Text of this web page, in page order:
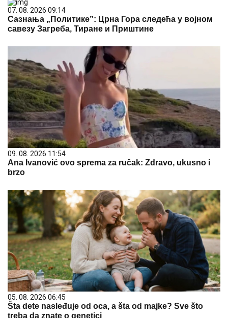
07. 08. 2026 09:14
Сазнања „Политике”: Црна Гора следећа у војном
савезу Загреба, Тиране и Приштине
09. 08. 2026 11:54
Ana Ivanović ovo sprema za ručak: Zdravo, ukusno i
brzo
05. 08. 2026 06:45
Šta dete nasleđuje od oca, a šta od majke? Sve što
treba da znate o genetici